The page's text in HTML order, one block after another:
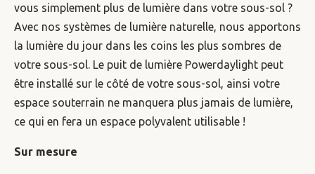
vous simplement plus de lumière dans votre sous-sol ?
Avec nos systèmes de lumière naturelle, nous apportons
la lumière du jour dans les coins les plus sombres de
votre sous-sol. Le puit de lumière Powerdaylight peut
être installé sur le côté de votre sous-sol, ainsi votre
espace souterrain ne manquera plus jamais de lumière,
ce qui en fera un espace polyvalent utilisable !
Sur mesure